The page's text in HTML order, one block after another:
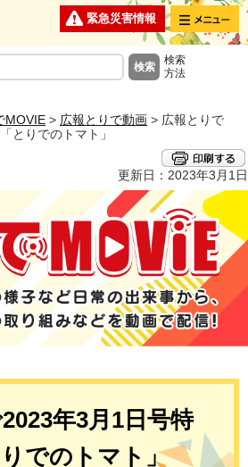
緊急災害情報 メニュー
検索
方法
MOVIE > 広報とりで動画 > 広報とりで
とりでのトマト」
更新日：2023年3月1日
様子など日常の出来事から、まちづくり
信！
年3月1日号特
でのトマト」